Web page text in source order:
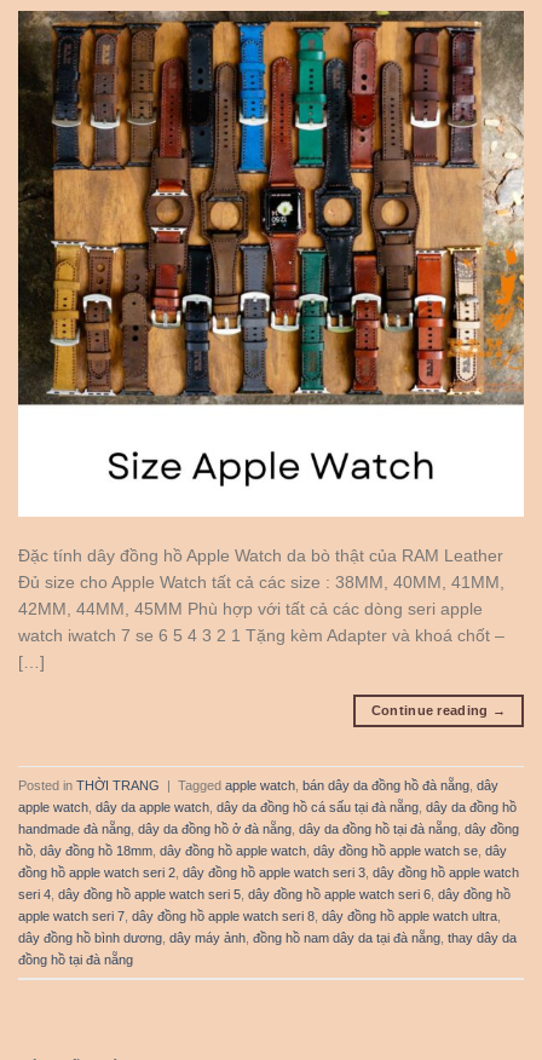
Đặc tính dây đồng hồ Apple Watch da bò thật của RAM Leather
Đủ size cho Apple Watch tất cả các size : 38MM, 40MM, 41MM,
42MM, 44MM, 45MM Phù hợp với tất cả các dòng seri apple
watch iwatch 7 se 6 5 4 3 2 1 Tặng kèm Adapter và khoá chốt –
[…]
Continue reading →
Posted in THỜI TRANG | Tagged apple watch bán dây da đồng hồ đà nẵng dây
apple watch dây da apple watch dây da đồng hồ cá sấu tại đà nẵng dây da đồng hồ
handmade đà nẵng dây da đồng hồ ở đà nẵng dây da đồng hồ tại đà nẵng dây đồng
hồ dây đồng hồ 18mm dây đồng hồ apple watch dây đồng hồ apple watch se dây
đồng hồ apple watch seri 2 dây đồng hồ apple watch seri 3 dây đồng hồ apple watch
seri 4 dây đồng hồ apple watch seri 5 dây đồng hồ apple watch seri 6 dây đồng hồ
apple watch seri 7 dây đồng hồ apple watch seri 8 dây đồng hồ apple watch ultra
dây đồng hồ bình dương dây máy ảnh đồng hồ nam dây da tại đà nẵng thay dây da
đồng hồ tại đà nẵng